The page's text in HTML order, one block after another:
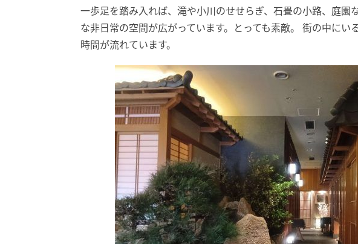
一歩足を踏み入れば、滝や小川のせせらぎ、石畳の小路、庭園
な非日常の空間が広がっています。とっても素敵。 街の中にい
時間が流れています。